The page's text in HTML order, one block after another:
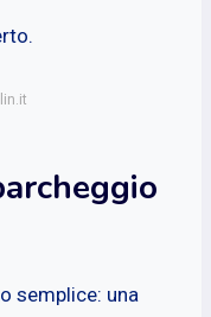
semplice: una